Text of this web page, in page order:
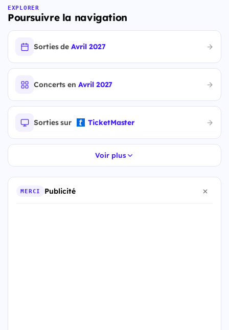
EXPLORER
Poursuivre la navigation
Sorties deAvril 2027
Concerts enAvril 2027
Sorties sur TicketMaster
Voir plus
MERCI Publicité